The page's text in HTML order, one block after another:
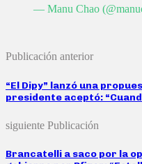
— Manu Chao
Publicación anterior
“El Dipy” lanzó una
presidente aceptó:
siguiente Publicación
Brancatelli a saco por la